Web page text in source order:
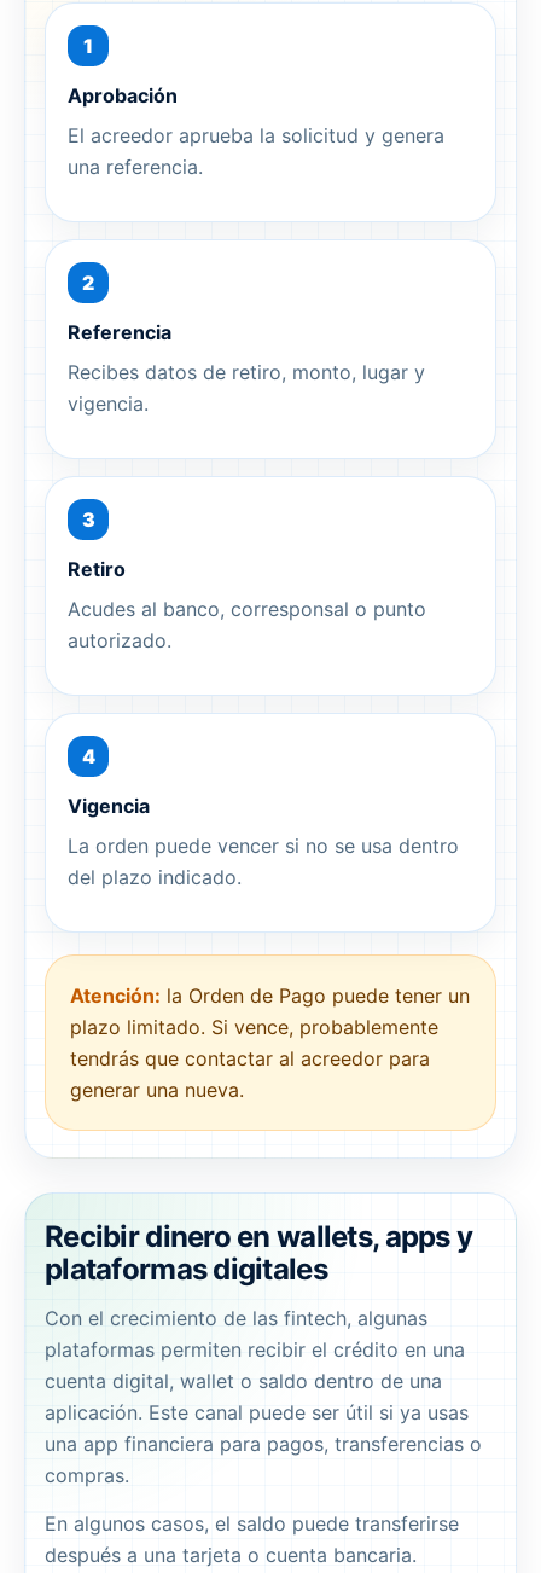
1
Aprobación
El acreedor aprueba la solicitud y genera
una referencia.
2
Referencia
Recibes datos de retiro, monto, lugar y
vigencia.
3
Retiro
Acudes al banco, corresponsal o punto
autorizado.
4
Vigencia
La orden puede vencer si no se usa dentro
del plazo indicado.
Atención: la Orden de Pago puede tener un
plazo limitado. Si vence, probablemente
tendrás que contactar al acreedor para
generar una nueva.
Recibir dinero en wallets, apps y
plataformas digitales
Con el crecimiento de las fintech, algunas
plataformas permiten recibir el crédito en una
cuenta digital, wallet o saldo dentro de una
aplicación. Este canal puede ser útil si ya usas
una app financiera para pagos, transferencias o
compras.
En algunos casos, el saldo puede transferirse
después a una tarjeta o cuenta bancaria.